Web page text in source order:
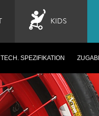
KIDS
TECH. SPEZIFIKATION